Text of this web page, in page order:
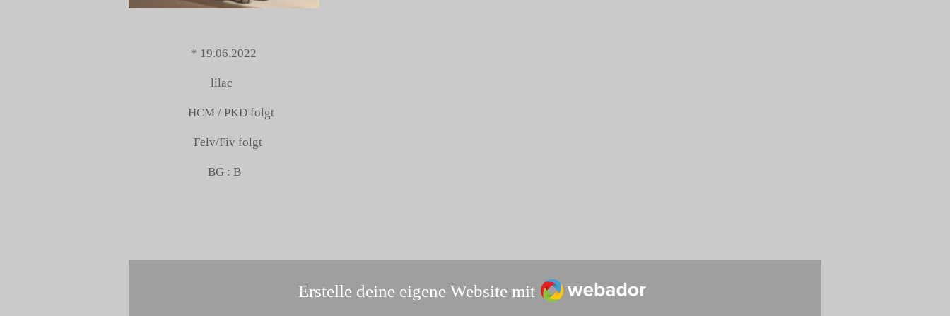
* 19.06.2022
lilac
HCM / PKD folgt
Felv/Fiv folgt
BG : B
Erstelle deine eigene Website mit Webador